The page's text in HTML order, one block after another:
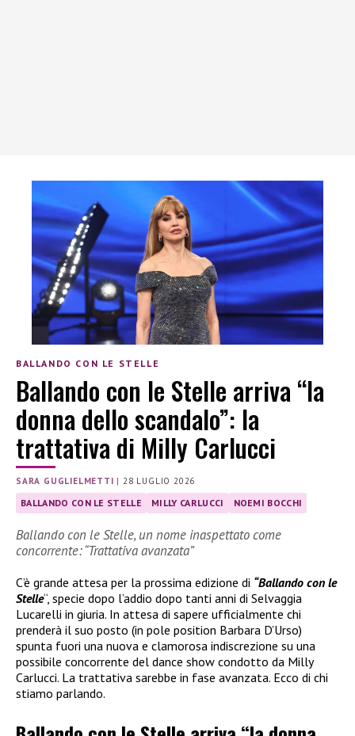
BALLANDO CON LE STELLE
Ballando con le Stelle arriva “la
donna dello scandalo”: la
trattativa di Milly Carlucci
SARA GUGLIELMETTI |28 LUGLIO 2026
BALLANDO CON LE STELLE MILLY CARLUCCI NOEMI BOCCHI
Ballando con le Stelle, un nome inaspettato come
concorrente: “Trattativa avanzata”
C’è grande attesa per la prossima edizione di “Ballando con le
Stelle“, specie dopo l’addio dopo tanti anni di Selvaggia
Lucarelli in giuria. In attesa di sapere ufficialmente chi
prenderà il suo posto (in pole position Barbara D’Urso)
spunta fuori una nuova e clamorosa indiscrezione su una
possibile concorrente del dance show condotto da Milly
Carlucci. La trattativa sarebbe in fase avanzata. Ecco di chi
stiamo parlando.